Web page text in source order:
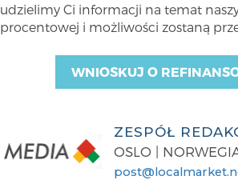
udzielimy Ci informacji na temat
procentowej i możliwości zostaną
WNIOSKUJ O
ZESPÓŁ
OSLO |